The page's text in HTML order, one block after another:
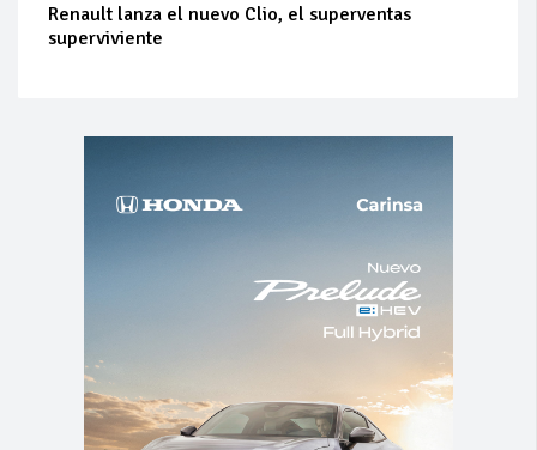
Renault lanza el nuevo Clio, el superventas
superviviente